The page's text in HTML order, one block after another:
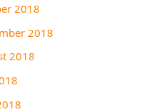
2018
2018
2018